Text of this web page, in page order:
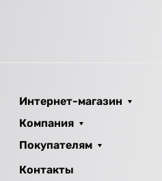
Интернет-магазин
Компания
Покупателям
Контакты